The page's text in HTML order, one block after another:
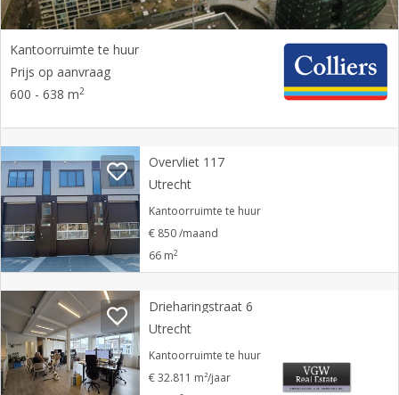
Kantoorruimte te huur
Prijs op aanvraag
600 - 638 m2
Overvliet 117
Utrecht
Kantoorruimte te huur
€ 850 /maand
66 m2
Drieharingstraat 6
Utrecht
Kantoorruimte te huur
€ 32.811 m²/jaar